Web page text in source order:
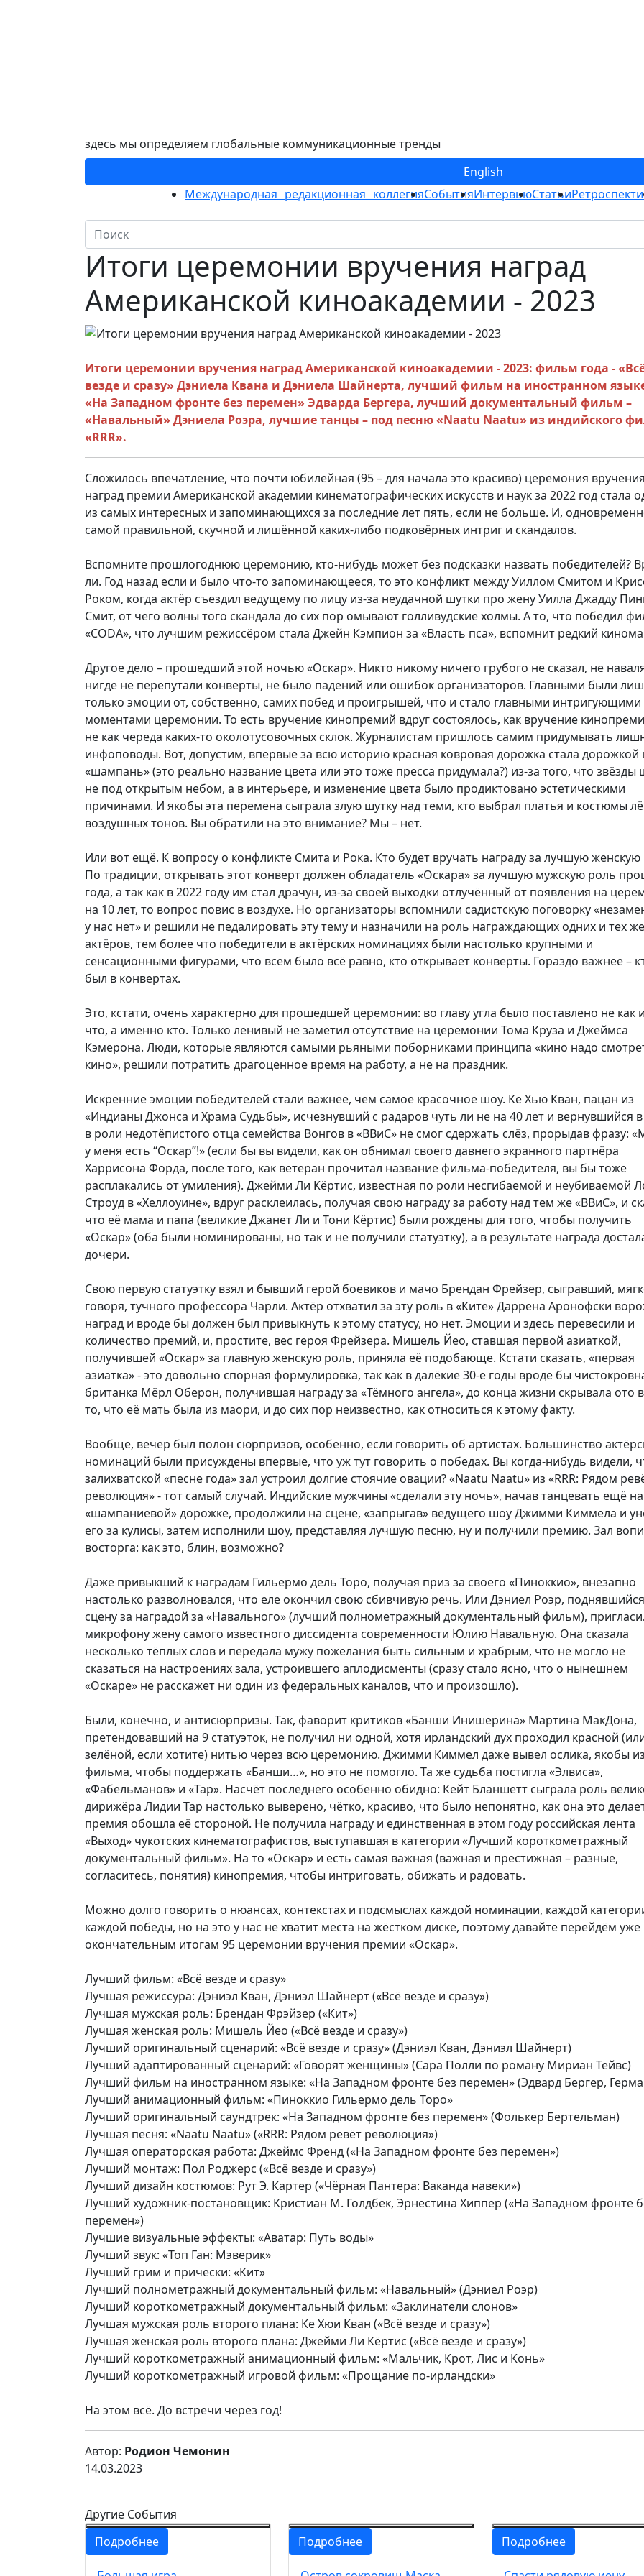
здесь мы определяем глобальные коммуникационные тренды
English
Международная редакционная коллегияСобытияИнтервьюСтатьи
Итоги церемонии вручения наград
Американской киноакадемии - 2023
Итоги церемонии вручения наград Американской киноакадемии - 2023: фильм года -
везде и сразу» Дэниела Квана и Дэниела Шайнерта, лучший фильм на иностранном
«На Западном фронте без перемен» Эдварда Бергера, лучший документальный фильм –
«Навальный» Дэниела Роэра, лучшие танцы – под песню «Naatu Naatu» из индийского
«RRR».
Сложилось впечатление, что почти юбилейная (95 – для начала это красиво) церемония вручения
наград премии Американской академии кинематографических искусств и наук за 2022 год стала
из самых интересных и запоминающихся за последние лет пять, если не больше. И,
самой правильной, скучной и лишённой каких-либо подковёрных интриг и скандалов.
Вспомните прошлогоднюю церемонию, кто-нибудь может без подсказки назвать победителей?
ли. Год назад если и было что-то запоминающееся, то это конфликт между Уиллом Смитом и
Роком, когда актёр съездил ведущему по лицу из-за неудачной шутки про жену Уилла Джадду
Смит, от чего волны того скандала до сих пор омывают голливудские холмы. А то, что победил
«CODA», что лучшим режиссёром стала Джейн Кэмпион за «Власть пса», вспомнит редкий
Другое дело – прошедший этой ночью «Оскар». Никто никому ничего грубого не сказал, не
нигде не перепутали конверты, не было падений или ошибок организаторов. Главными были
только эмоции от, собственно, самих побед и проигрышей, что и стало главными интригующими
моментами церемонии. То есть вручение кинопремий вдруг состоялось, как вручение
не как череда каких-то околотусовочных склок. Журналистам пришлось самим придумывать
инфоповоды. Вот, допустим, впервые за всю историю красная ковровая дорожка стала дорожкой
«шампань» (это реально название цвета или это тоже пресса придумала?) из-за того, что звёзды
не под открытым небом, а в интерьере, и изменение цвета было продиктовано эстетическими
причинами. И якобы эта перемена сыграла злую шутку над теми, кто выбрал платья и костюмы
воздушных тонов. Вы обратили на это внимание? Мы – нет.
Или вот ещё. К вопросу о конфликте Смита и Рока. Кто будет вручать награду за лучшую женскую
По традиции, открывать этот конверт должен обладатель «Оскара» за лучшую мужскую роль
года, а так как в 2022 году им стал драчун, из-за своей выходки отлучённый от появления на
на 10 лет, то вопрос повис в воздухе. Но организаторы вспомнили садистскую поговорку
у нас нет» и решили не педалировать эту тему и назначили на роль награждающих одних и тех же
актёров, тем более что победители в актёрских номинациях были настолько крупными и
сенсационными фигурами, что всем было всё равно, кто открывает конверты. Гораздо важнее –
был в конвертах.
Это, кстати, очень характерно для прошедшей церемонии: во главу угла было поставлено не как
что, а именно кто. Только ленивый не заметил отсутствие на церемонии Тома Круза и Джеймса
Кэмерона. Люди, которые являются самыми рьяными поборниками принципа «кино надо
кино», решили потратить драгоценное время на работу, а не на праздник.
Искренние эмоции победителей стали важнее, чем самое красочное шоу. Ке Хью Кван, пацан из
«Индианы Джонса и Храма Судьбы», исчезнувший с радаров чуть ли не на 40 лет и вернувшийся
в роли недотёпистого отца семейства Вонгов в «ВВиС» не смог сдержать слёз, прорыдав фразу:
у меня есть “Оскар”!» (если бы вы видели, как он обнимал своего давнего экранного партнёра
Харрисона Форда, после того, как ветеран прочитал название фильма-победителя, вы бы тоже
расплакались от умиления). Джейми Ли Кёртис, известная по роли несгибаемой и неубиваемой
Строуд в «Хеллоуине», вдруг расклеилась, получая свою награду за работу над тем же «ВВиС», и
что её мама и папа (великие Джанет Ли и Тони Кёртис) были рождены для того, чтобы получить
«Оскар» (оба были номинированы, но так и не получили статуэтку), а в результате награда
дочери.
Свою первую статуэтку взял и бывший герой боевиков и мачо Брендан Фрейзер, сыгравший,
говоря, тучного профессора Чарли. Актёр отхватил за эту роль в «Ките» Даррена Аронофски
наград и вроде бы должен был привыкнуть к этому статусу, но нет. Эмоции и здесь перевесили и
количество премий, и, простите, вес героя Фрейзера. Мишель Йео, ставшая первой азиаткой,
получившей «Оскар» за главную женскую роль, приняла её подобающе. Кстати сказать, «первая
азиатка» - это довольно спорная формулировка, так как в далёкие 30-е годы вроде бы
британка Мёрл Оберон, получившая награду за «Тёмного ангела», до конца жизни скрывала ото
то, что её мать была из маори, и до сих пор неизвестно, как относиться к этому факту.
Вообще, вечер был полон сюрпризов, особенно, если говорить об артистах. Большинство
номинаций были присуждены впервые, что уж тут говорить о победах. Вы когда-нибудь видели,
залихватской «песне года» зал устроил долгие стоячие овации? «Naatu Naatu» из «RRR: Рядом
революция» - тот самый случай. Индийские мужчины «сделали эту ночь», начав танцевать ещё на
«шампаниевой» дорожке, продолжили на сцене, «запрыгав» ведущего шоу Джимми Киммела и
его за кулисы, затем исполнили шоу, представляя лучшую песню, ну и получили премию. Зал
восторга: как это, блин, возможно?
Даже привыкший к наградам Гильермо дель Торо, получая приз за своего «Пиноккио», внезапно
настолько разволновался, что еле окончил свою сбивчивую речь. Или Дэниел Роэр,
сцену за наградой за «Навального» (лучший полнометражный документальный фильм),
микрофону жену самого известного диссидента современности Юлию Навальную. Она сказала
несколько тёплых слов и передала мужу пожелания быть сильным и храбрым, что не могло не
сказаться на настроениях зала, устроившего аплодисменты (сразу стало ясно, что о нынешнем
«Оскаре» не расскажет ни один из федеральных каналов, что и произошло).
Были, конечно, и антисюрпризы. Так, фаворит критиков «Банши Инишерина» Мартина МакДона,
претендовавший на 9 статуэток, не получил ни одной, хотя ирландский дух проходил красной
зелёной, если хотите) нитью через всю церемонию. Джимми Киммел даже вывел ослика, якобы из
фильма, чтобы поддержать «Банши…», но это не помогло. Та же судьба постигла «Элвиса»,
«Фабельманов» и «Тар». Насчёт последнего особенно обидно: Кейт Бланшетт сыграла роль
дирижёра Лидии Тар настолько выверено, чётко, красиво, что было непонятно, как она это
премия обошла её стороной. Не получила награду и единственная в этом году российская лента
«Выход» чукотских кинематографистов, выступавшая в категории «Лучший короткометражный
документальный фильм». На то «Оскар» и есть самая важная (важная и престижная – разные,
согласитесь, понятия) кинопремия, чтобы интриговать, обижать и радовать.
Можно долго говорить о нюансах, контекстах и подсмыслах каждой номинации, каждой
каждой победы, но на это у нас не хватит места на жёстком диске, поэтому давайте перейдём уже
окончательным итогам 95 церемонии вручения премии «Оскар».
Лучший фильм: «Всё везде и сразу»
Лучшая режиссура: Дэниэл Кван, Дэниэл Шайнерт («Всё везде и сразу»)
Лучшая мужская роль: Брендан Фрэйзер («Кит»)
Лучшая женская роль: Мишель Йео («Всё везде и сразу»)
Лучший оригинальный сценарий: «Всё везде и сразу» (Дэниэл Кван, Дэниэл Шайнерт)
Лучший адаптированный сценарий: «Говорят женщины» (Сара Полли по роману Мириан Тейвс)
Лучший фильм на иностранном языке: «На Западном фронте без перемен» (Эдвард Бергер,
Лучший анимационный фильм: «Пиноккио Гильермо дель Торо»
Лучший оригинальный саундтрек: «На Западном фронте без перемен» (Фолькер Бертельман)
Лучшая песня: «Naatu Naatu» («RRR: Рядом ревёт революция»)
Лучшая операторская работа: Джеймс Френд («На Западном фронте без перемен»)
Лучший монтаж: Пол Роджерс («Всё везде и сразу»)
Лучший дизайн костюмов: Рут Э. Картер («Чёрная Пантера: Ваканда навеки»)
Лучший художник-постановщик: Кристиан М. Голдбек, Эрнестина Хиппер («На Западном фронте
перемен»)
Лучшие визуальные эффекты: «Аватар: Путь воды»
Лучший звук: «Топ Ган: Мэверик»
Лучший грим и прически: «Кит»
Лучший полнометражный документальный фильм: «Навальный» (Дэниел Роэр)
Лучший короткометражный документальный фильм: «Заклинатели слонов»
Лучшая мужская роль второго плана: Ке Хюи Кван («Всё везде и сразу»)
Лучшая женская роль второго плана: Джейми Ли Кёртис («Всё везде и сразу»)
Лучший короткометражный анимационный фильм: «Мальчик, Крот, Лис и Конь»
Лучший короткометражный игровой фильм: «Прощание по-ирландски»
На этом всё. До встречи через год!
Автор: Родион Чемонин
14.03.2023
Другие События
Подробнее
Подробнее Подробнее